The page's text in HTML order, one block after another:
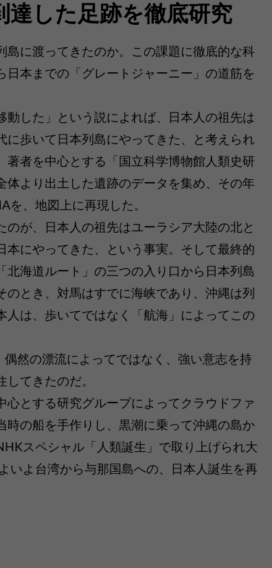
達した足跡を徹底研究
島に渡ってきたのか。この課題に徹底的な科
日本までの「グレートジャーニー」の道筋を
動した」という説によれば、日本人の祖先は
に歩いて日本列島にやってきた、と考えられ
著者を中心とする「国立科学博物館人類史研
体より出土した遺跡のデータを集め、その年
を、地図上に再現した。
のが、日本人の祖先はユーラシア大陸の北と
本にやってきた、という事実。そして最終的
北海道ルート」の三つの入り口から日本列島
のとき、対馬はすでに海峡であり、沖縄は列
人は、歩いてではなく「航海」によってこの
然の漂流によってではなく、強い意志を持
てきたのだ。
心とする研究グループによってクラウドファ
時の船を手作りし、黒潮に乗って沖縄の島か
スペシャル「人類誕生」で取り上げられ大
いよ台湾から与那国島への、日本人誕生を再